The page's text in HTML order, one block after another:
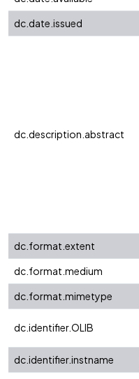
dc.date.issued
dc.description.abstract
dc.format.extent
dc.format.medium
dc.format.mimetype
dc.identifier.OLIB
dc.identifier.instname